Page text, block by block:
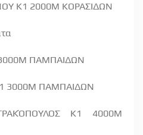
Κ1 2000Μ ΚΟΡΑΣΙΔΩΝ
ΠΑΜΠΑΙΔΩΝ
3000Μ ΠΑΜΠΑΙΔΩΝ
Κ1 4000Μ